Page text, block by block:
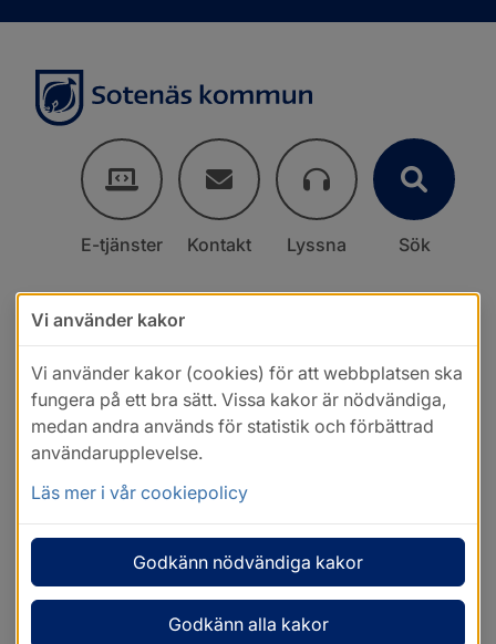
E-tjänster Kontakt Lyssna Sök
Vi använder kakor
Vi använder kakor (cookies) för att webbplatsen ska
fungera på ett bra sätt. Vissa kakor är nödvändiga,
medan andra används för statistik och förbättrad
användarupplevelse.
Läs mer i vår cookiepolicy
Godkänn nödvändiga kakor
Godkänn alla kakor